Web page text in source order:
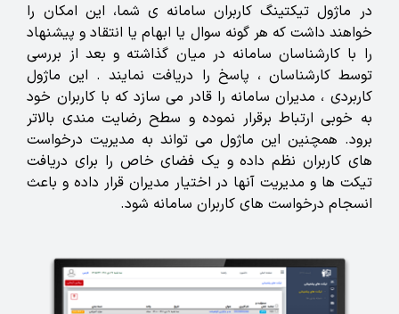
در ماژول تیکتینگ کاربران سامانه ی شما، این امکان را
خواهند داشت که هر گونه سوال یا ابهام یا انتقاد و پیشنهاد
را با کارشناسان سامانه در میان گذاشته و بعد از بررسی
توسط کارشناسان ، پاسخ را دریافت نمایند . این ماژول
کاربردی ، مدیران سامانه را قادر می سازد که با کاربران خود
به خوبی ارتباط برقرار نموده و سطح رضایت مندی بالاتر
برود. همچنین این ماژول می تواند به مدیریت درخواست
های کاربران نظم داده و یک فضای خاص را برای دریافت
تیکت ها و مدیریت آنها در اختیار مدیران قرار داده و باعث
انسجام درخواست های کاربران سامانه شود.